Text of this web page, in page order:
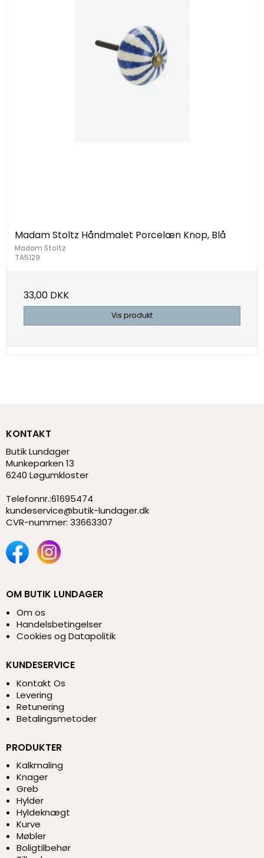
Madam Stoltz Håndmalet Porcelæn Knop, Blå
Madam Stoltz
TA5129
33,00 DKK
Vis produkt
KONTAKT
Butik Lundager
Munkeparken 13
6240 Løgumkloster
Telefonnr.:61695474
kundeservice@butik-lundager.dk
CVR-nummer: 33663307
OM BUTIK LUNDAGER
Om os
Handelsbetingelser
Cookies og Datapolitik
KUNDESERVICE
Kontakt Os
Levering
Retunering
Betalingsmetoder
PRODUKTER
Kalkmaling
Knager
Greb
Hylder
Hyldeknægt
Kurve
Møbler
Boligtilbehør